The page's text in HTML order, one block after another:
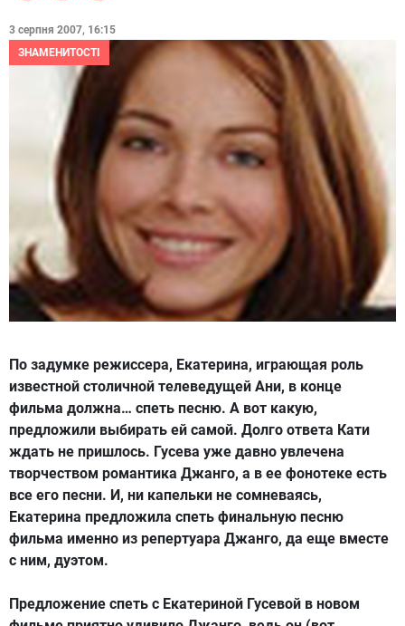
3 серпня 2007, 16:15
ЗНАМЕНИТОСТІ
По задумке режиссера, Екатерина, играющая роль
известной столичной телеведущей Ани, в конце
фильма должна… спеть песню. А вот какую,
предложили выбирать ей самой. Долго ответа Кати
ждать не пришлось. Гусева уже давно увлечена
творчеством романтика Джанго, а в ее фонотеке есть
все его песни. И, ни капельки не сомневаясь,
Екатерина предложила спеть финальную песню
фильма именно из репертуара Джанго, да еще вместе
с ним, дуэтом.
Предложение спеть с Екатериной Гусевой в новом